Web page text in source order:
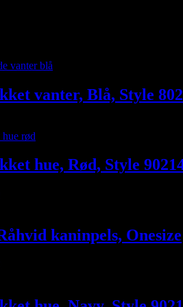
vanter, Blå, Style
hue, Rød, Style
119,20. kaninpels, Onesize
kr. 263,20.